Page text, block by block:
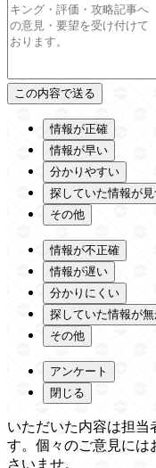
情報が正確
情報が早い
分かりやすい
探していた情報が
その他
情報が不正確
情報が遅い
分かりにくい
探していた情報が
その他
アンケート
閉じる
いただいた内容は担当
す。個々のご意見には
さいませ。